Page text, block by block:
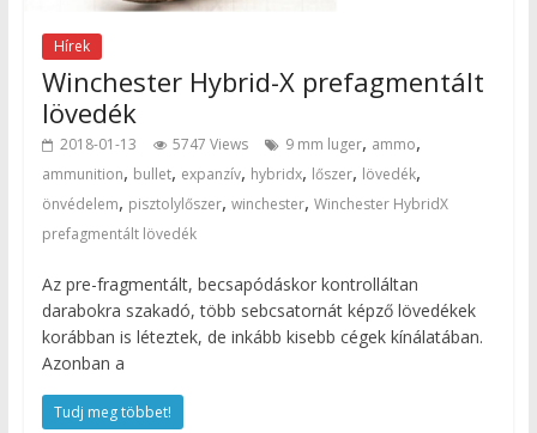
Hírek
Winchester Hybrid-X prefagmentált
lövedék
2018-01-13 5747 Views 9 mm luger, ammo,
ammunition, bullet, expanzív, hybridx, lőszer, lövedék,
önvédelem, pisztolylőszer, winchester, Winchester HybridX
prefagmentált lövedék
Az pre-fragmentált, becsapódáskor kontrolláltan
darabokra szakadó, több sebcsatornát képző lövedékek
korábban is léteztek, de inkább kisebb cégek kínálatában.
Azonban a
Tudj meg többet!